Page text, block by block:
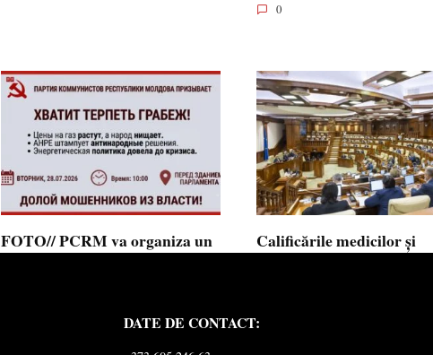
0
FOTO// PCRM va organiza un
Calificările medicilor și
Calificările profesionale obținute
DATE DE CONTACT: